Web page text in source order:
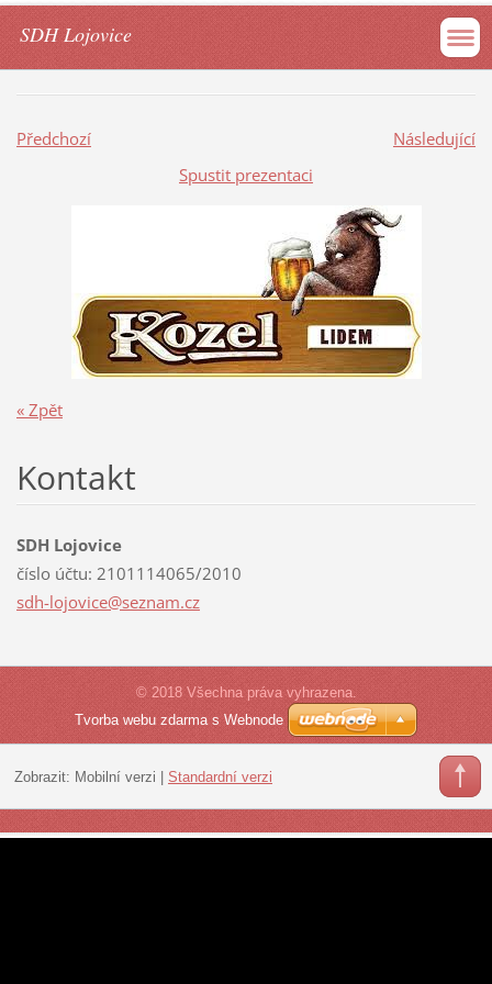
SDH Lojovice
Předchozí
Následující
Spustit prezentaci
« Zpět
Kontakt
SDH Lojovice
číslo účtu: 2101114065/2010
sdh-lojovice@seznam.cz
© 2018 Všechna práva vyhrazena.
Tvorba webu zdarma s Webnode
Zobrazit: Mobilní verzi Standardní verzi